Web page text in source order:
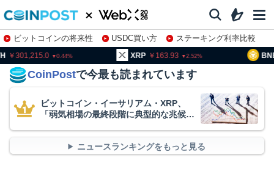
ビットコインの将来性 USDC買い方
ステーキング利率比較
株特集・関連銘柄
0.44 XRP 163.93 2.52 BNB
CoinPostで今最も読まれています
ビットコイン・イーサリアム・XRP、
「弱気相場の最終段階に典型的な兆候」
ニュースランキングをもっと見る